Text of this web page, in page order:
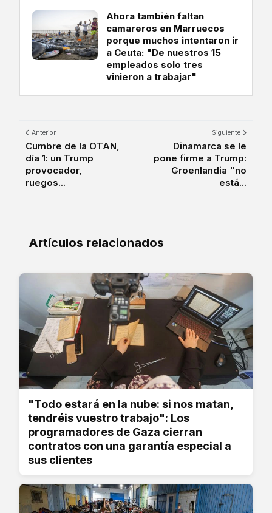
Ahora también faltan
camareros en Marruecos
porque muchos intentaron ir
a Ceuta: "De nuestros 15
empleados solo tres
vinieron a trabajar"
Anterior
Cumbre de la OTAN,
día 1: un Trump
provocador,
ruegos...
Siguiente
Dinamarca se le
pone firme a Trump:
Groenlandia "no
está...
Artículos relacionados
"Todo estará en la nube: si nos matan,
tendréis vuestro trabajo": Los
programadores de Gaza cierran
contratos con una garantía especial a
sus clientes